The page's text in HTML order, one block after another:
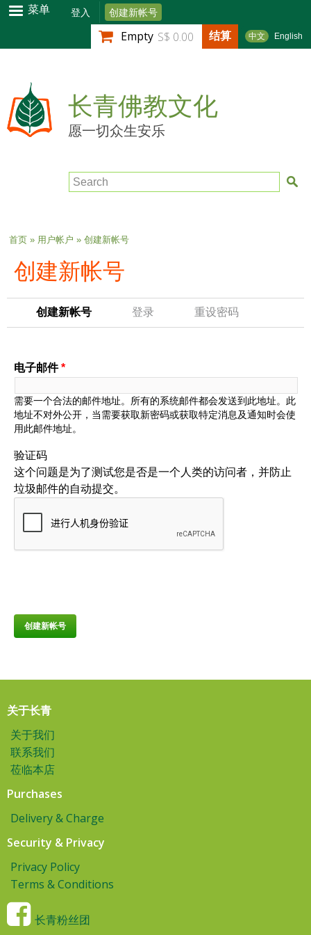
跳
转
到
内
容
菜单 登入 创建新帐号
中文 English
Empty S$ 0.00 结算
长青佛教文化
愿一切众生安乐
Search
当前位置
首页» 用户帐户 » 创建新帐号
创建新帐号
主标签
创建新帐号 （活动标签）
登录 重设密码
电子邮件*
需要一个合法的邮件地址。所有的系统邮件都会发送到此地址。此
地址不对外公开，当需要获取新密码或获取特定消息及通知时会使
用此邮件地址。
验证码
这个问题是为了测试您是否是一个人类的访问者，并防止
垃圾邮件的自动提交。
关于长青
关于我们
联系我们
莅临本店
Purchases
Delivery & Charge
Security & Privacy
Privacy Policy
Terms & Conditions
长青粉丝团